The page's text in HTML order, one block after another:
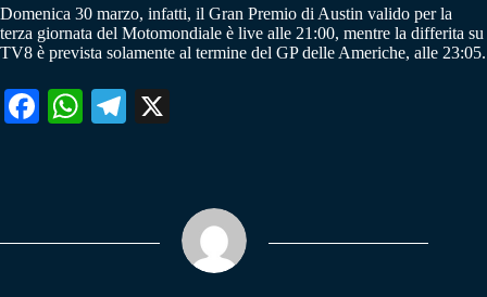
Domenica 30 marzo, infatti, il Gran Premio di Austin valido per la
terza giornata del Motomondiale è live alle 21:00, mentre la differita su
TV8 è prevista solamente al termine del GP delle Americhe, alle 23:05.
Fa W
pp
Te
m